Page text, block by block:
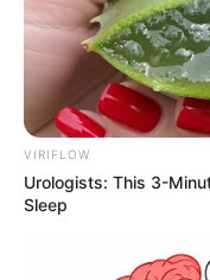
VIRIFLOW
Urologists: This 3-
Sleep